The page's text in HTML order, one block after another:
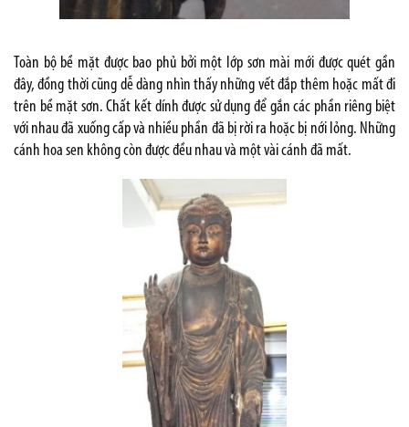
Toàn bộ bề mặt được bao phủ bởi một lớp sơn mài mới được quét gần
đây, đồng thời cũng dễ dàng nhìn thấy những vết đắp thêm hoặc mất đi
trên bề mặt sơn. Chất kết dính được sử dụng để gắn các phần riêng biệt
với nhauđã xuống cấpvà nhiều phần đã bị rời ra hoặc bị nới lỏng. Những
cánh hoa sen không còn được đều nhau và một vài cánh đã mất.